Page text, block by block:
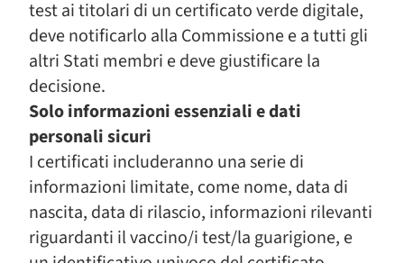
test ai titolari di un certificato verde digitale,
deve notificarlo alla Commissione e a tutti gli
altri Stati membri e deve giustificare la
decisione.
Solo informazioni essenziali e dati
personali sicuri
I certificati includeranno una serie di
informazioni limitate, come nome, data di
nascita, data di rilascio, informazioni rilevanti
riguardanti il vaccino/i test/la guarigione, e